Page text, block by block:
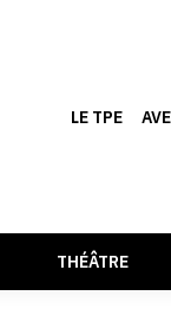
LE TPE
THÉÂTRE